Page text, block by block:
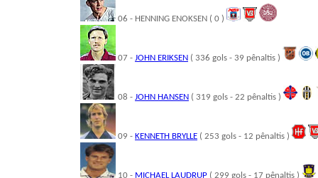
06 - HENNING ENOKSEN ( 0 )
07 - JOHN ERIKSEN ( 336 gols - 39 pênaltis )
08 - JOHN HANSEN ( 319 gols - 22 pênaltis )
09 - KENNETH BRYLLE ( 253 gols - 12 pênaltis )
10 - MICHAEL LAUDRUP ( 299 gols - 17 pênaltis )